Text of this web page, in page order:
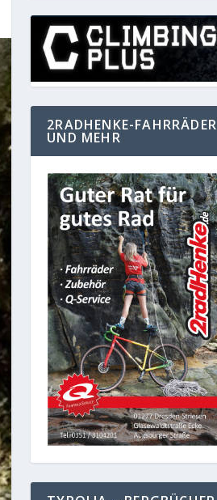
2RADHENKE-FAHRRÄDER
UND MEHR